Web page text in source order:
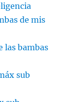
de mis
las bambas
sub